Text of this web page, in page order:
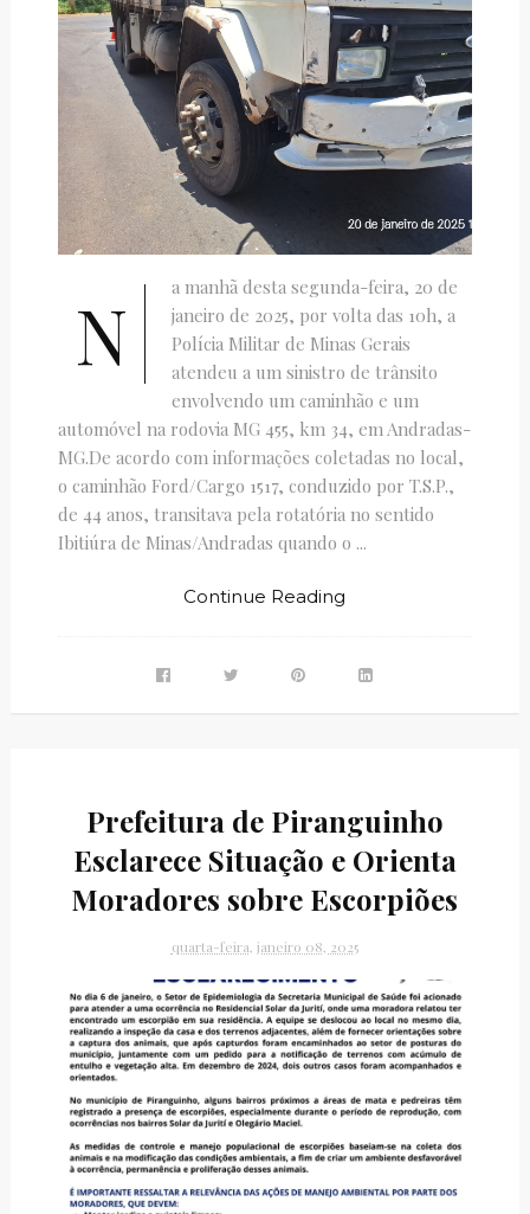
N
a manhã desta segunda-feira, 20 de
janeiro de 2025, por volta das 10h, a
Polícia Militar de Minas Gerais
atendeu a um sinistro de trânsito
envolvendo um caminhão e um
automóvel na rodovia MG 455, km 34, em Andradas-
MG.De acordo com informações coletadas no local,
o caminhão Ford/Cargo 1517, conduzido por T.S.P.,
de 44 anos, transitava pela rotatória no sentido
Ibitiúra de Minas/Andradas quando o ...
Continue Reading
Prefeitura de Piranguinho
Esclarece Situação e Orienta
Moradores sobre Escorpiões
quarta-feira, janeiro 08, 2025